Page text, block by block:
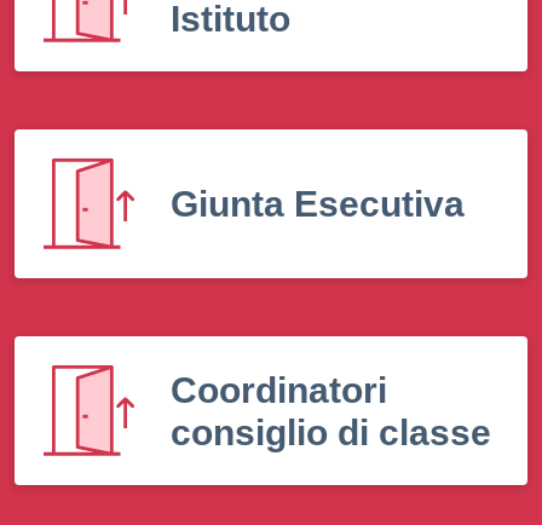
Istituto
Giunta Esecutiva
Coordinatori
consiglio di classe